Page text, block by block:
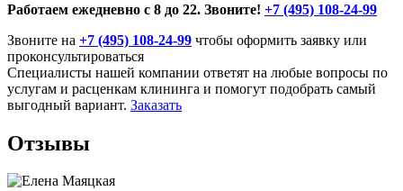
Работаем ежедневно с 8 до 22. Звоните! +7 (495) 108-24-99
Звоните на +7 (495) 108-24-99 чтобы оформить заявку или
проконсультироваться
Специалисты нашей компании ответят на любые вопросы по
услугам и расценкам клининга и помогут подобрать самый
выгодный вариант. Заказать
Отзывы